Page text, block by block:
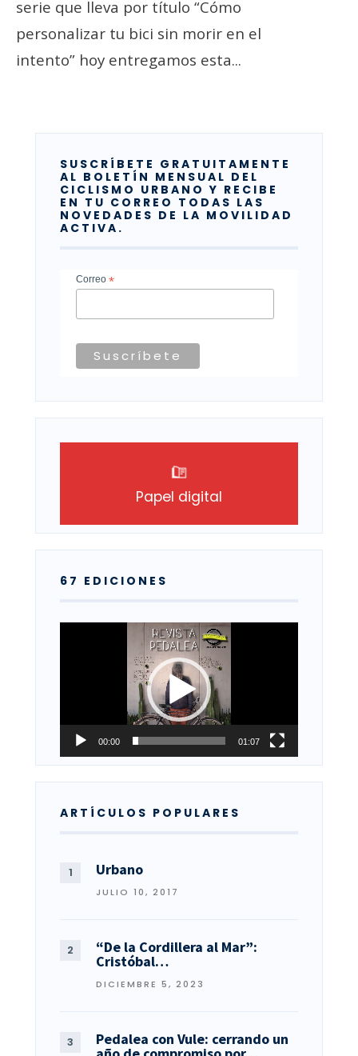
serie que lleva por título “Cómo
personalizar tu bici sin morir en el
intento” hoy entregamos esta...
SUSCRÍBETE GRATUITAMENTE
AL BOLETÍN MENSUAL DEL
CICLISMO URBANO Y RECIBE
EN TU CORREO TODAS LAS
NOVEDADES DE LA MOVILIDAD
ACTIVA.
Correo *
Papel digital
67 EDICIONES
00:00 01:07
ARTÍCULOS POPULARES
Urbano
JULIO 10, 2017
“De la Cordillera al Mar”:
Cristóbal…
DICIEMBRE 5, 2023
Pedalea con Vule: cerrando un